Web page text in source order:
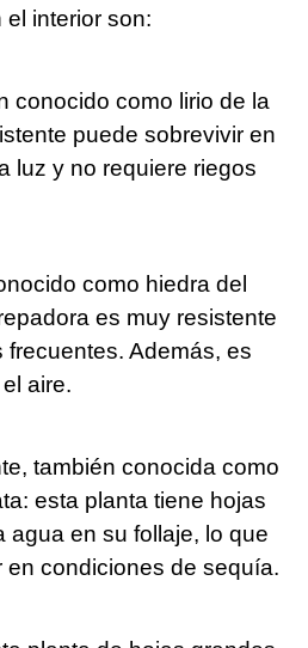
interior son:
conocido como lirio de la
puede sobrevivir en
luz y no requiere riegos
como hiedra del
es muy resistente
Además, es
aire.
también conocida como
esta planta tiene hojas
agua en su follaje, lo que
en condiciones de sequía.